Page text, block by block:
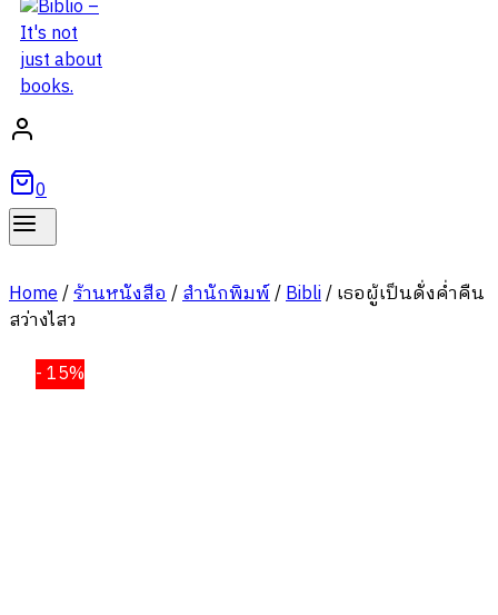
0
Home/ร้านหนังสือ/สำนักพิมพ์/Bibli/เธอผู้เป็นดั่งค่ำคืน
สว่างไสว
- 15%